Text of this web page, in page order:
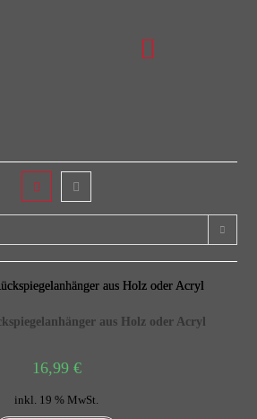
aus Holz oder Acryl
16,99 €
inkl. 19 % MwSt.